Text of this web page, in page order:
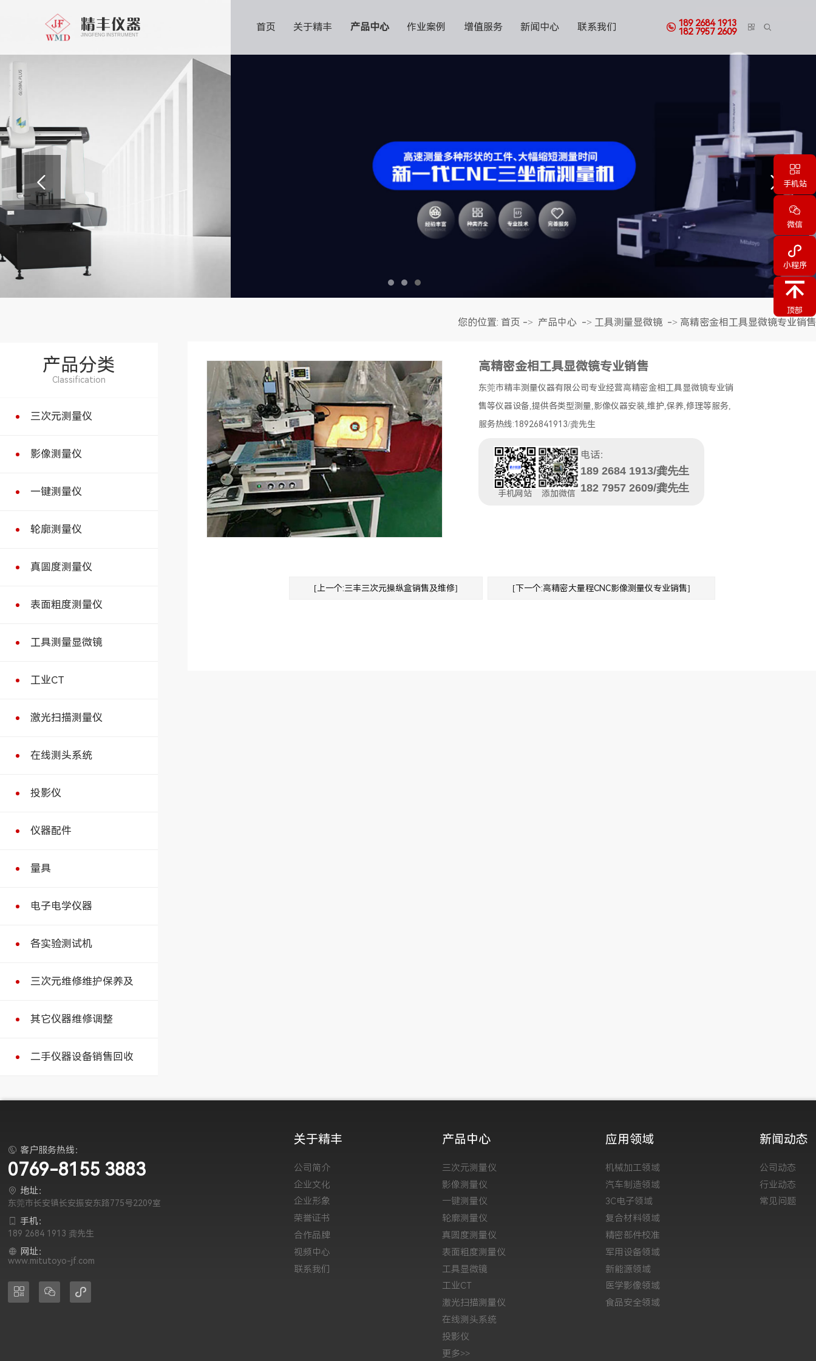
精丰仪器
JINGFENG INSTRUMENT
首页 关于精丰 产品中心 作业案例 增值服务 新闻中心 联系我们  189 2684 1913
182 7957 2609  
 
产品分类
Classification
三次元测量仪
影像测量仪
一键测量仪
轮廓测量仪
真圆度测量仪
表面粗度测量仪
工具测量显微镜
工业CT
激光扫描测量仪
在线测头系统
投影仪
仪器配件
量具
电子电学仪器
各实验测试机
三次元维修维护保养及
其它仪器维修调整
二手仪器设备销售回收
您的位置: 首页 -> 产品中心 -> 工具测量显微镜 -> 高精密金相工具显微镜专业销售
高精密金相工具显微镜专业销售
东莞市精丰测量仪器有限公司专业经营高精密金相工具显微镜专业销
售等仪器设备,提供各类型测量,影像仪器安装,维护,保养,修理等服务,
服务热线:18926841913/龚先生
手机网站 添加微信
电话：
189 2684 1913/龚先生
182 7957 2609/龚先生
[上一个:三丰三次元操纵盒销售及维修] [下一个:高精密大量程CNC影像测量仪专业销售]
 客户服务热线：
0769-8155 3883
 地址：
东莞市长安镇长安振安东路775号2209室
手机：
189 2684 1913 龚先生
 网址：
www.mitutoyo-jf.com
  
关于精丰
公司简介
企业文化
企业形象
荣誉证书
合作品牌
视频中心
联系我们
产品中心
三次元测量仪
影像测量仪
一键测量仪
轮廓测量仪
真圆度测量仪
表面粗度测量仪
工具显微镜
工业CT
激光扫描测量仪
在线测头系统
投影仪
更多>>
应用领域
机械加工领域
汽车制造领域
3C电子领域
复合材料领域
精密部件校准
军用设备领域
新能源领域
医学影像领域
食品安全领域
新闻动态
公司动态
行业动态
常见问题

手机站

微信

小程序
顶部